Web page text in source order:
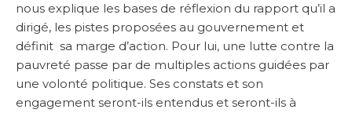
nous explique les bases de réflexion du rapport qu’il a
dirigé, les pistes proposées au gouvernement et
définit sa marge d’action. Pour lui, une lutte contre la
pauvreté passe par de multiples actions guidées par
une volonté politique. Ses constats et son
engagement seront-ils entendus et seront-ils à